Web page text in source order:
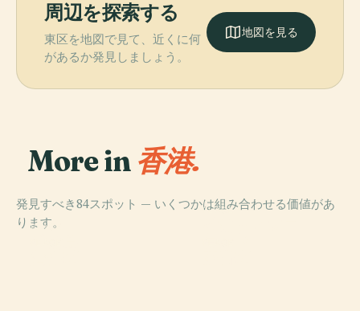
周辺を探索する
東区を地図で見て、近くに何
があるか発見しましょう。
地図を見る
More in 香港.
発見すべき84スポット — いくつかは組み合わせる価値があ
ります。
PLACE
PLACE